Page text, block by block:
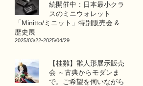
続開催中：日本最小クラ
スのミニウォレット
「Minitto/ミニット」特別販売会 &
歴史展
2025/03/22-2025/04/29
【桂雛】雛人形展示販売
会 ～古典からモダンま
で。ご希望を伺いながら